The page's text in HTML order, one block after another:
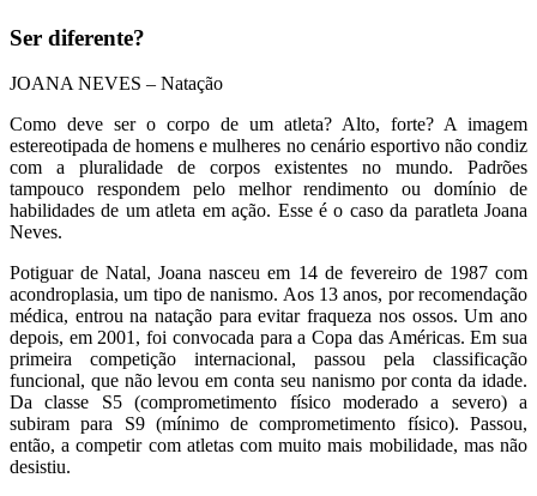
Ser diferente?
JOANA NEVES – Natação
Como deve ser o corpo de um atleta? Alto, forte? A imagem
estereotipada de homens e mulheres no cenário esportivo não condiz
com a pluralidade de corpos existentes no mundo. Padrões
tampouco respondem pelo melhor rendimento ou domínio de
habilidades de um atleta em ação. Esse é o caso da paratleta Joana
Neves.
Potiguar de Natal, Joana nasceu em 14 de fevereiro de 1987 com
acondroplasia, um tipo de nanismo. Aos 13 anos, por recomendação
médica, entrou na natação para evitar fraqueza nos ossos. Um ano
depois, em 2001, foi convocada para a Copa das Américas. Em sua
primeira competição internacional, passou pela classificação
funcional, que não levou em conta seu nanismo por conta da idade.
Da classe S5 (comprometimento físico moderado a severo) a
subiram para S9 (mínimo de comprometimento físico). Passou,
então, a competir com atletas com muito mais mobilidade, mas não
desistiu.